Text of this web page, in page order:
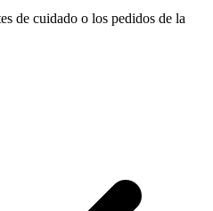
de cuidado o los pedidos de la